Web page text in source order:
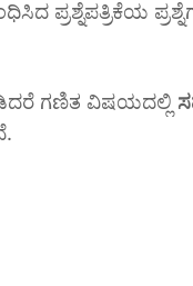
ಪ್ರಶ್ನೆಪತ್ರಿಕೆಯ
ಗಣಿತ ವಿಷಯದಲ್ಲಿ